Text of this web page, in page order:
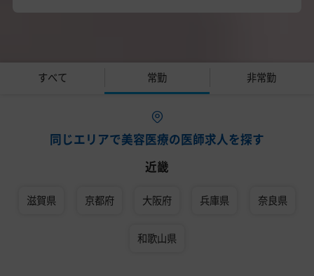
すべて 常勤 非常勤
同じエリアで美容医療の医師求人を探す
近畿
滋賀県 京都府 大阪府 兵庫県 奈良県
和歌山県